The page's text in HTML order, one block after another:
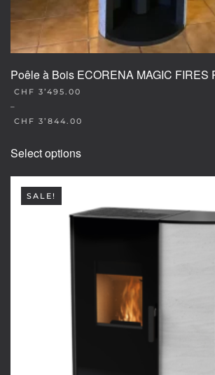
Poêle à Bois ECORENA MAGIC FIRES
CHF 3’495.00
–
CHF 3’844.00
Select optionsproduct
has
variants.
SALE!